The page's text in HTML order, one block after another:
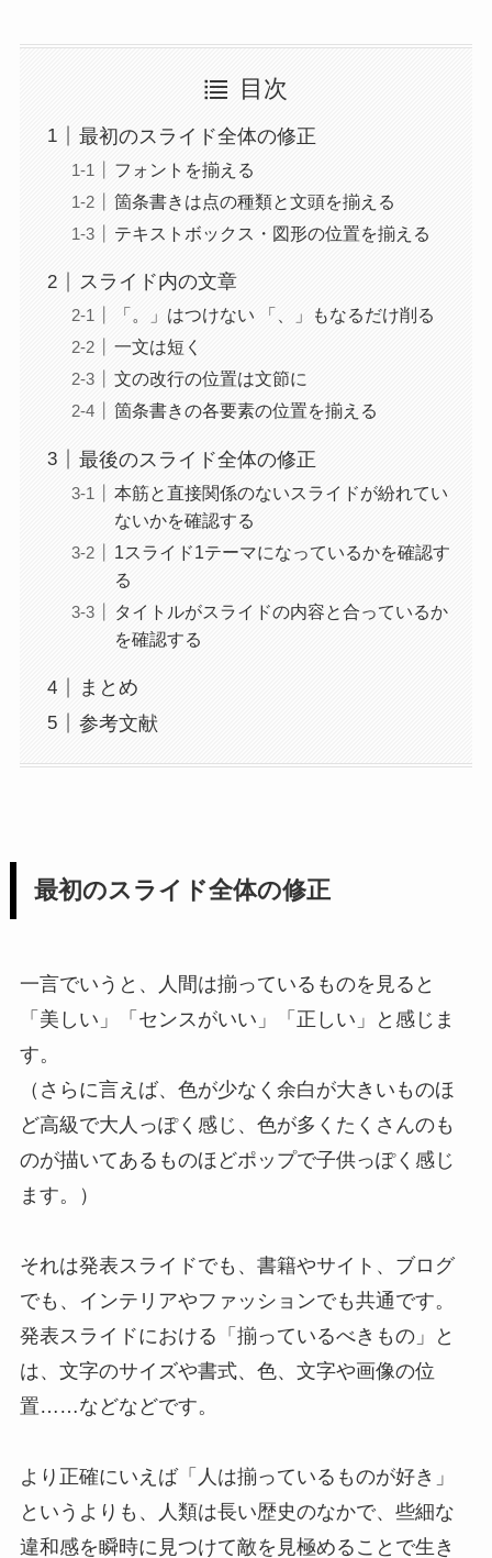
目次
最初のスライド全体の修正
フォントを揃える
箇条書きは点の種類と文頭を揃える
テキストボックス・図形の位置を揃える
スライド内の文章
「。」はつけない 「、」もなるだけ削る
一文は短く
文の改行の位置は文節に
箇条書きの各要素の位置を揃える
最後のスライド全体の修正
本筋と直接関係のないスライドが紛れてい
ないかを確認する
1スライド1テーマになっているかを確認す
る
タイトルがスライドの内容と合っているか
を確認する
まとめ
参考文献
最初のスライド全体の修正
一言でいうと、人間は揃っているものを見ると
「美しい」「センスがいい」「正しい」と感じま
す。
（さらに言えば、色が少なく余白が大きいものほ
ど高級で大人っぽく感じ、色が多くたくさんのも
のが描いてあるものほどポップで子供っぽく感じ
ます。）
それは発表スライドでも、書籍やサイト、ブログ
でも、インテリアやファッションでも共通です。
発表スライドにおける「揃っているべきもの」と
は、文字のサイズや書式、色、文字や画像の位
置……などなどです。
より正確にいえば「人は揃っているものが好き」
というよりも、人類は長い歴史のなかで、些細な
違和感を瞬時に見つけて敵を見極めることで生き